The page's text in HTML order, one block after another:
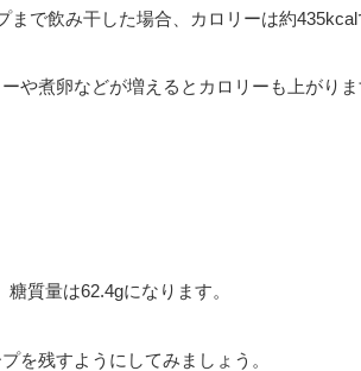
で飲み干した場合、カロリーは約435kcal
や煮卵などが増えるとカロリーも上がりま
質量は62.4gになります。
を残すようにしてみましょう。